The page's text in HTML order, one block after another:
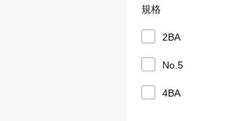
規格
2BA
No.5
4BA